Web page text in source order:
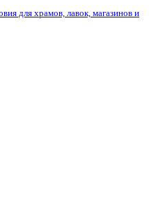
для храмов, лавок, магазинов и